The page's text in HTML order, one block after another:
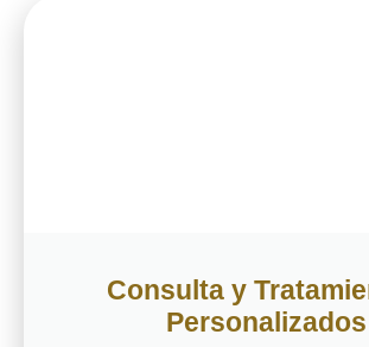
Consulta y
Personalizados